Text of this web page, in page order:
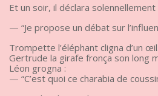
Et un soir, il déclara
— “Je propose un débat sur
Trompette l’éléphant cligna d’un œil.
Gertrude la girafe fronça son long
Léon grogna :
— “C’est quoi ce charabia de